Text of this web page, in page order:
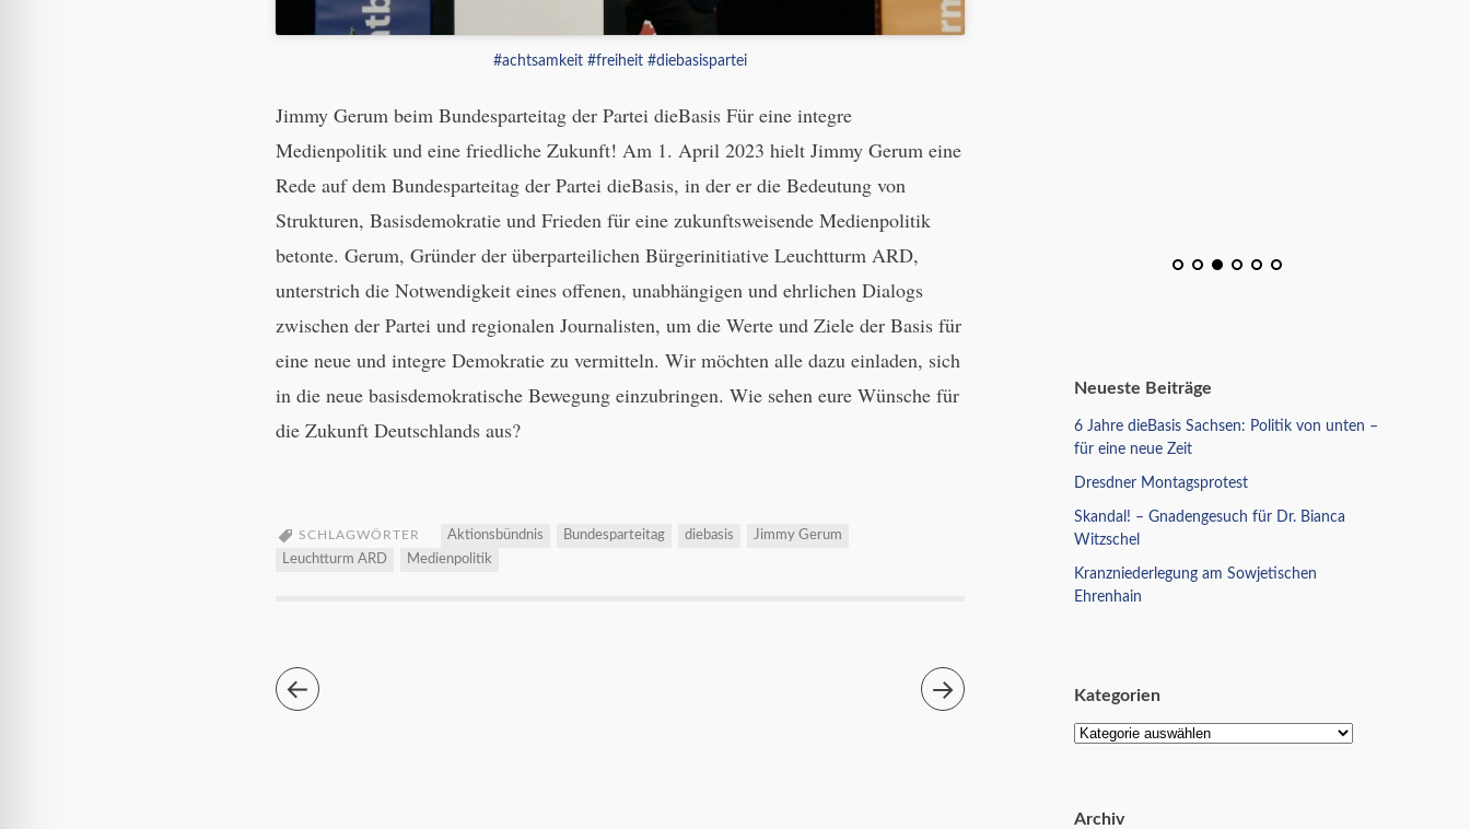
#achtsamkeit #freiheit #diebasispartei
Jimmy Gerum beim Bundesparteitag der Partei dieBasis Für eine integre
Medienpolitik und eine friedliche Zukunft! Am 1. April 2023 hielt Jimmy Gerum eine
Rede auf dem Bundesparteitag der Partei dieBasis, in der er die Bedeutung von
Strukturen, Basisdemokratie und Frieden für eine zukunftsweisende Medienpolitik
betonte. Gerum, Gründer der überparteilichen Bürgerinitiative Leuchtturm ARD,
unterstrich die Notwendigkeit eines offenen, unabhängigen und ehrlichen Dialogs
zwischen der Partei und regionalen Journalisten, um die Werte und Ziele der Basis für
eine neue und integre Demokratie zu vermitteln. Wir möchten alle dazu einladen, sich
in die neue basisdemokratische Bewegung einzubringen. Wie sehen eure Wünsche für
die Zukunft Deutschlands aus?
SCHLAGWÖRTER Aktionsbündnis Bundesparteitag diebasis
Jimmy Gerum
Leuchtturm ARD
Medienpolitik
Neueste Beiträge
6 Jahre dieBasis Sachsen: Politik von unten –
für eine neue Zeit
Dresdner Montagsprotest
Skandal! – Gnadengesuch für Dr. Bianca
Witzschel
Kranzniederlegung am Sowjetischen
Ehrenhain
Kategorien
Archiv